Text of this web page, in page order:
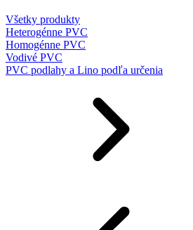
Všetky produkty
Heterogénne PVC
Homogénne PVC
Vodivé PVC
PVC podlahy a Lino podľa určenia